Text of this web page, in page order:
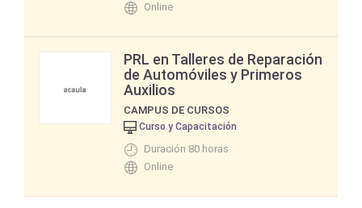
Online
PRL en Talleres de Reparación
de Automóviles y Primeros
Auxilios
CAMPUS DE CURSOS
Curso y Capacitación
Duración 80 horas
Online